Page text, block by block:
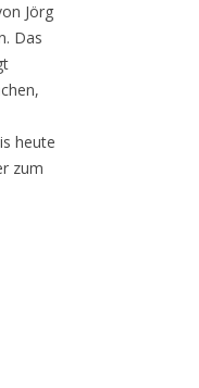
Jörg
Das
heute
zum